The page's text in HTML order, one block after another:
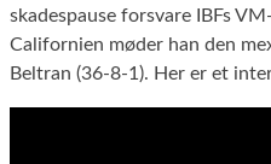
skadespause forsvare IBFs
Californien møder han den
Beltran (36-8-1). Her er et